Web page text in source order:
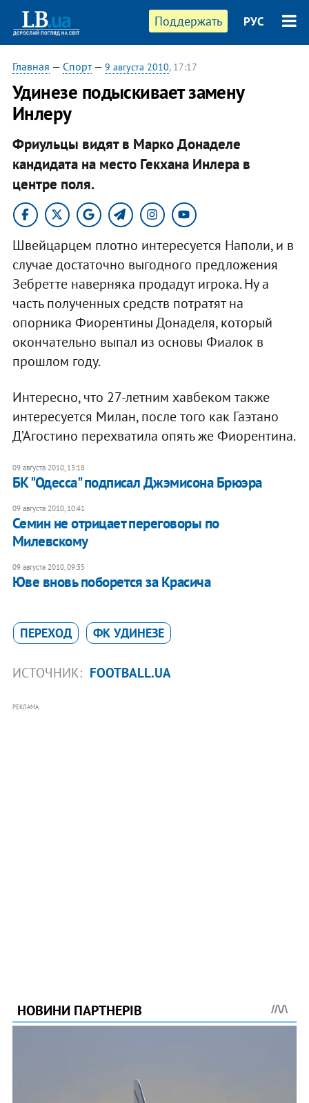
Поддержать РУС
Главная — Спорт— 9 августа 2010, 17:17
Удинезе подыскивает замену
Инлеру
Фриульцы видят в Марко Донаделе
кандидата на место Гекхана Инлера в
центре поля.
Швейцарцем плотно интересуется Наполи, и в
случае достаточно выгодного предложения
Зебретте наверняка продадут игрока. Ну а
часть полученных средств потратят на
опорника Фиорентины Донаделя, который
окончательно выпал из основы Фиалок в
прошлом году.
Интересно, что 27-летним хавбеком также
интересуется Милан, после того как Гаэтано
Д’Агостино перехватила опять же Фиорентина.
09 августа 2010, 13:18
БК "Одесса" подписал Джэмисона Брюэра
09 августа 2010, 10:41
Семин не отрицает переговоры по
Милевскому
09 августа 2010, 09:35
Юве вновь поборется за Красича
ПЕРЕХОД ФК УДИНЕЗЕ
ИСТОЧНИК: FOOTBALL.UA
РЕКЛАМА